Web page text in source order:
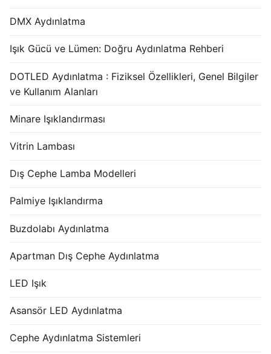
DMX Aydınlatma
Işık Gücü ve Lümen: Doğru Aydınlatma Rehberi
DOTLED Aydınlatma : Fiziksel Özellikleri, Genel Bilgiler
ve Kullanım Alanları
Minare Işıklandırması
Vitrin Lambası
Dış Cephe Lamba Modelleri
Palmiye Işıklandırma
Buzdolabı Aydınlatma
Apartman Dış Cephe Aydınlatma
LED Işık
Asansör LED Aydınlatma
Cephe Aydınlatma Sistemleri